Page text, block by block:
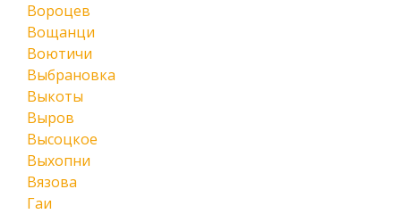
Вороцев
Вощанци
Воютичи
Выбрановка
Выкоты
Выров
Высоцкое
Выхопни
Вязова
Гаи